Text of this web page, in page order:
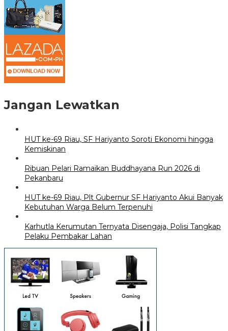
Jangan Lewatkan
HUT ke-69 Riau, SF Hariyanto Soroti Ekonomi hingga
Kemiskinan
Ribuan Pelari Ramaikan Buddhayana Run 2026 di
Pekanbaru
HUT ke-69 Riau, Plt Gubernur SF Hariyanto Akui Banyak
Kebutuhan Warga Belum Terpenuhi
Karhutla Kerumutan Ternyata Disengaja, Polisi Tangkap
Pelaku Pembakar Lahan